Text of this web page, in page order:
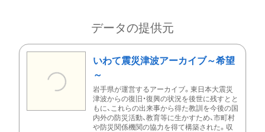
データの提供元
いわて震災津波アーカイブ～希望
～
岩手県が運営するアーカイブ。東日本大震災
津波からの復旧・復興の状況を後世に残すとと
もに、これらの出来事から得た教訓を今後の国
内外の防災活動、教育等に生かすため、市町村
や防災関係機関の協力を得て構築された。収